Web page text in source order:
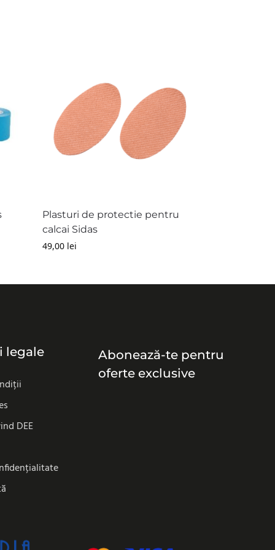
Plasturi de protectie pentru
calcai Sidas
49,00 lei
legale
DEE
Abonează-te pentru
oferte exclusive